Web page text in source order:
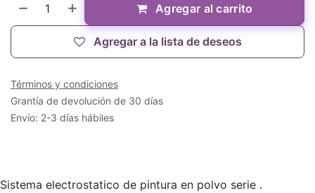
Agregar al carrito
Agregar a la lista de deseos
Términos y condiciones
Grantía de devolución de 30 días
Envío: 2-3 días hábiles
Sistema electrostatico de pintura en polvo serie .